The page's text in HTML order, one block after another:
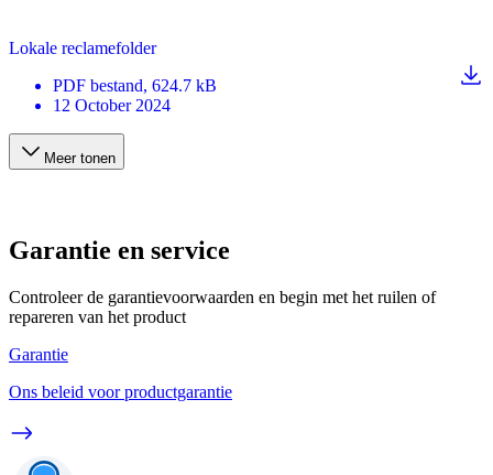
Lokale reclamefolder
PDF bestand, 624.7 kB
12 October 2024
Meer tonen
Garantie en service
Controleer de garantievoorwaarden en begin met het ruilen of
repareren van het product
Garantie
Ons beleid voor productgarantie